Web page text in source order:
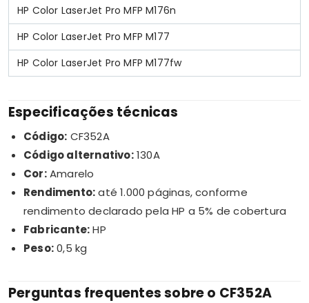
HP Color LaserJet Pro MFP M176n
HP Color LaserJet Pro MFP M177
HP Color LaserJet Pro MFP M177fw
Especificações técnicas
Código: CF352A
Código alternativo:130A
Cor:Amarelo
Rendimento:até 1.000 páginas, conforme
rendimento declarado pela HP a 5% de cobertura
Fabricante:HP
Peso:0,5 kg
Perguntas frequentes sobre o CF352A